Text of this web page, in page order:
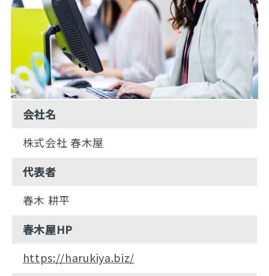
会社名
株式会社 春木屋
代表者
春木 耕平
春木屋HP
https://harukiya.biz/